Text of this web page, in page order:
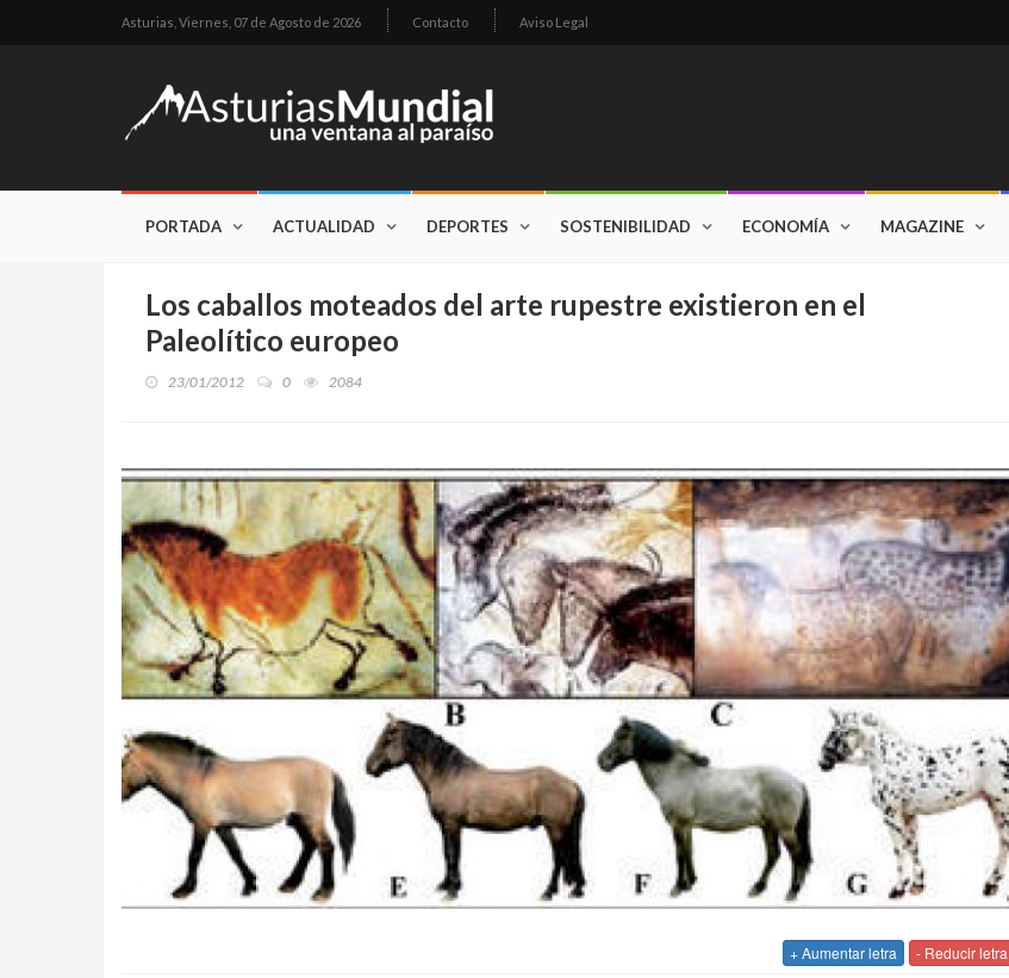
Asturias, Viernes, 07 de Agosto de 2026 Contacto Aviso Legal
PORTADA ACTUALIDAD DEPORTES SOSTENIBILIDAD ECONOMÍA MAGAZINE
Los caballos moteados del arte rupestre existieron en el
Paleolítico europeo
23/01/2012 0 2084
+ Aumentar letra - Reducir letra